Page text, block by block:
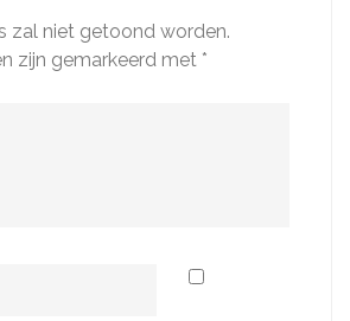
zal niet getoond worden.
zijn gemarkeerd met *